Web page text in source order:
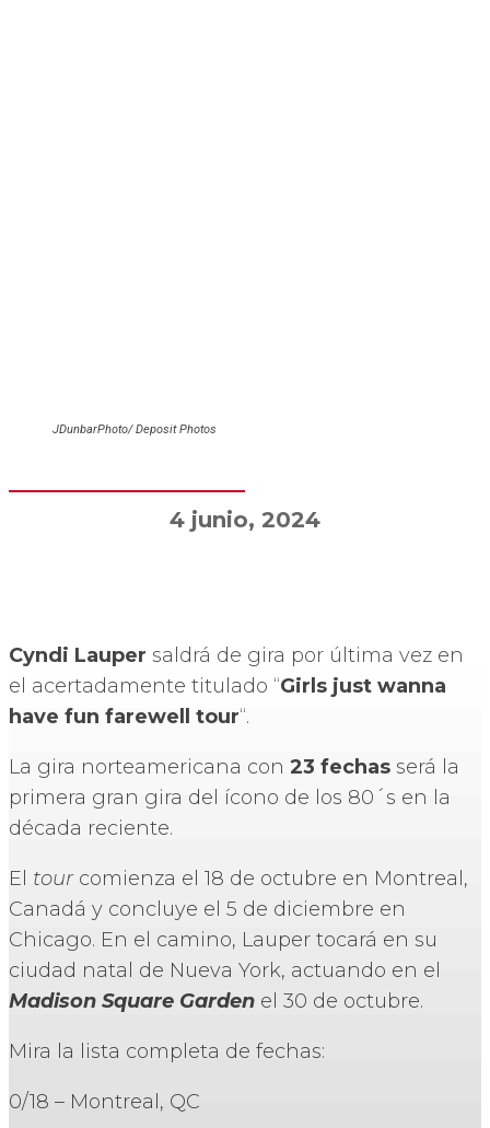
JDunbarPhoto/ Deposit Photos
4 junio, 2024
Cyndi Lauper saldrá de gira por última vez en
el acertadamente titulado “Girls just wanna
have fun farewell tour“.
La gira norteamericana con 23 fechas será la
primera gran gira del ícono de los 80´s en la
década reciente.
El tourcomienza el 18 de octubre en Montreal,
Canadá y concluye el 5 de diciembre en
Chicago. En el camino, Lauper tocará en su
ciudad natal de Nueva York, actuando en el
Madison Square Garden el 30 de octubre.
Mira la lista completa de fechas:
0/18 – Montreal, QC